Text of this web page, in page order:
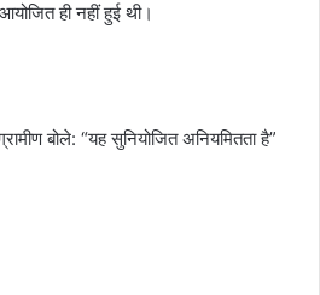
ही नहीं हुई थी।
बोले: “यह सुनियोजित अनियमितता है”